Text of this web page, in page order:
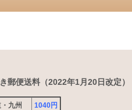
郵便送料（2022年1月20日改定）
・九州 1040円